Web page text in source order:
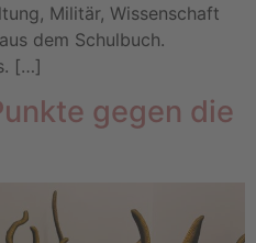
Militär, Wissenschaft
dem Schulbuch.
[…]
gegen die